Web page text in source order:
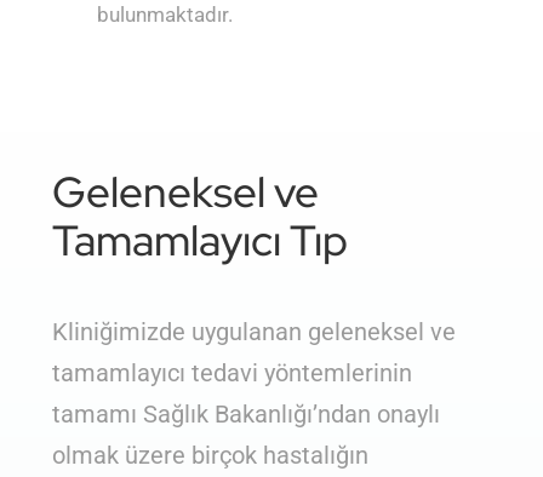
bulunmaktadır.
Geleneksel ve
Tamamlayıcı Tıp
Kliniğimizde uygulanan geleneksel ve
tamamlayıcı tedavi yöntemlerinin
tamamı Sağlık Bakanlığı’ndan onaylı
olmak üzere birçok hastalığın